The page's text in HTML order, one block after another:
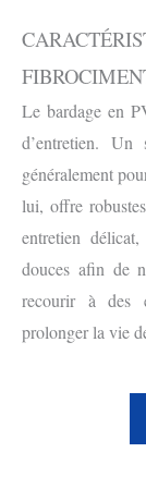
Le bardage en
d’entretien. Un
généralement
lui, offre
entretien
douces afin de
recourir à des
prolonger la vie